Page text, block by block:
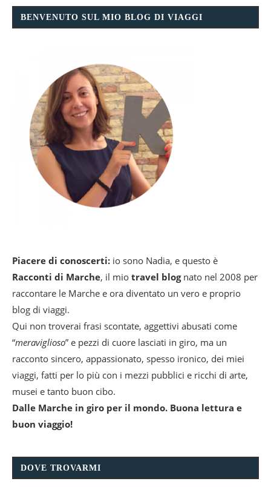
BENVENUTO SUL MIO BLOG DI VIAGGI
Piacere di conoscerti: io sono Nadia, e questo è
Racconti di Marche, il mio travel blognato nel 2008 per
raccontare le Marche e ora diventato un vero e proprio
blog di viaggi.
Qui non troverai frasi scontate, aggettivi abusati come
“meraviglioso” e pezzi di cuore lasciati in giro, ma un
racconto sincero, appassionato, spesso ironico, dei miei
viaggi, fatti per lo più con i mezzi pubblici e ricchi di arte,
musei e tanto buon cibo.
Dalle Marche in giro per il mondo. Buona lettura e
buon viaggio!
DOVE TROVARMI